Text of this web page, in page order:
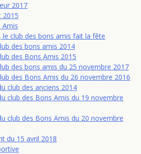
2017
2015
Amis
le club des bons amis fait la fête
des bons amis 2014
des Bons Amis 2015
des bons amis du 25 novembre 2017
des Bons Amis du 26 novembre 2016
club des anciens 2014
club des Bons Amis du 19 novembre
club des Bons Amis du 20 novembre
du 15 avril 2018